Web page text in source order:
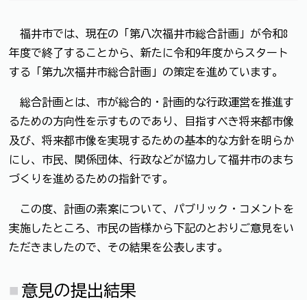
福井市では、現在の「第八次福井市総合計画」が令和8
年度で終了することから、新たに令和9年度からスタート
する「第九次福井市総合計画」の策定を進めています。
総合計画とは、市が総合的・計画的な行政運営を推進す
るための方向性を示すものであり、目指すべき将来都市像
及び、将来都市像を実現するための基本的な方針を明らか
にし、市民、関係団体、行政などが協力して福井市のまち
づくりを進めるための指針です。
この度、計画の素案について、パブリック・コメントを
実施したところ、市民の皆様から下記のとおりご意見をい
ただきましたので、その結果を公表します。
意見の提出結果